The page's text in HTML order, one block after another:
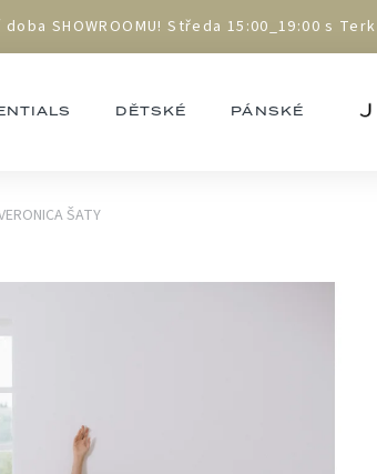
SHOWROOMU! Středa 15:00_19:00 s
DĚTSKÉ PÁNSKÉ
ŠATY